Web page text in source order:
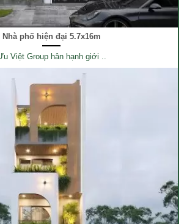
Nhà phố hiện đại 5.7x16m
Việt Group hân hạnh giới ..